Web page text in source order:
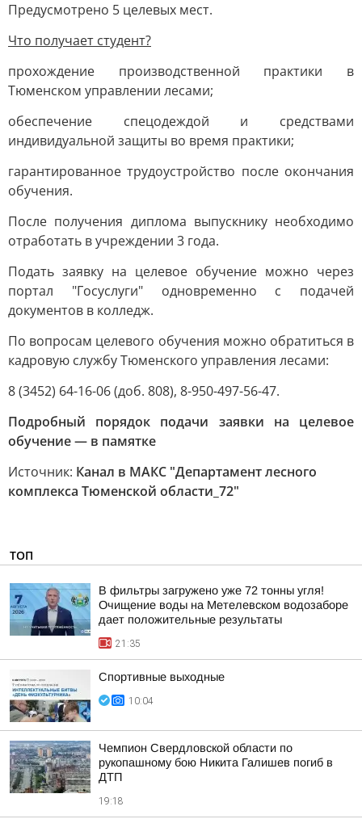
Предусмотрено 5 целевых мест.
Что получает студент?
прохождение производственной практики в
Тюменском управлении лесами;
обеспечение спецодеждой и средствами
индивидуальной защиты во время практики;
гарантированное трудоустройство после окончания
обучения.
После получения диплома выпускнику необходимо
отработать в учреждении 3 года.
Подать заявку на целевое обучение можно через
портал "Госуслуги" одновременно с подачей
документов в колледж.
По вопросам целевого обучения можно обратиться в
кадровую службу Тюменского управления лесами:
8 (3452) 64-16-06 (доб. 808), 8-950-497-56-47.
Подробный порядок подачи заявки на целевое
обучение — в памятке
Источник: Канал в МАКС "Департамент лесного
комплекса Тюменской области_72"
ТОП
В фильтры загружено уже 72 тонны угля!
Очищение воды на Метелевском водозаборе
дает положительные результаты
21:35
Спортивные выходные
10:04
Чемпион Свердловской области по
рукопашному бою Никита Галишев погиб в
ДТП
19:18